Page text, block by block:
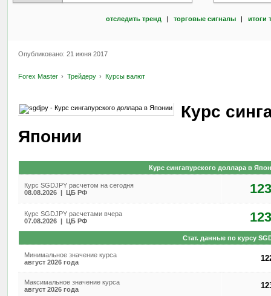
отследить тренд | торговые сигналы | итоги
Опубликовано: 21 июня 2017
Forex Master Трейдеру Курсы валют
Курс
Японии
Курс сингапурского доллара в
Курс SGDJPY расчетом на сегодня
08.08.2026 | ЦБ РФ
Курс SGDJPY расчетами вчера
07.08.2026 | ЦБ РФ
Стат. данные по курсу
Минимальное значение курса
август 2026 года
Максимальное значение курса
август 2026 года